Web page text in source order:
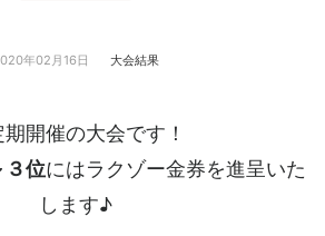
年02月16日 大会結果
開催の大会です！
３位にはラクゾー金券を進呈いた
します♪